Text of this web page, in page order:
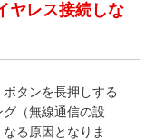
ヤレス接続しな
ボタンを長押しする
（無線通信の設
る原因となりま